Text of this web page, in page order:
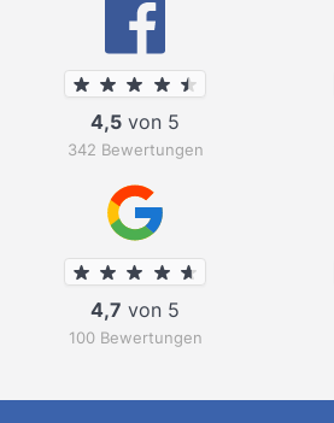
4,5 von 5
342 Bewertungen
4,7 von 5
100 Bewertungen